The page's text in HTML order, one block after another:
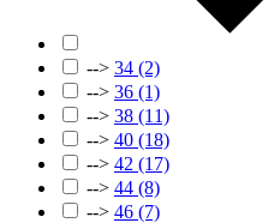
--> 34 (2)
--> 36 (1)
--> 38 (11)
--> 40 (18)
--> 42 (17)
--> 44 (8)
--> 46 (7)